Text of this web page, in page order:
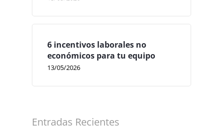
6 incentivos laborales no
económicos para tu equipo
13/05/2026
Entradas Recientes